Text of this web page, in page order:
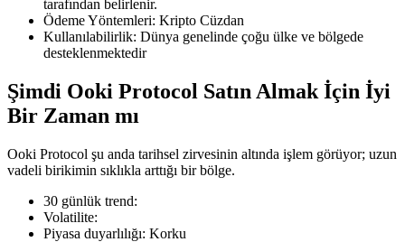
Kripto Para Vadeli İşlemleri
Hisse senetleri, döviz, değerli metaller ve emtia türevleri
tarafından belirlenir.
Ödeme Yöntemleri: Kripto Cüzdan
Kullanılabilirlik: Dünya genelinde çoğu ülke ve bölgede
desteklenmektedir
Şimdi Ooki Protocol Satın Almak İçin İyi
Bir Zaman mı
Ooki Protocol şu anda tarihsel zirvesinin altında işlem görüyor; uzun
vadeli birikimin sıklıkla arttığı bir bölge.
30 günlük trend:
Volatilite:
Piyasa duyarlılığı: Korku